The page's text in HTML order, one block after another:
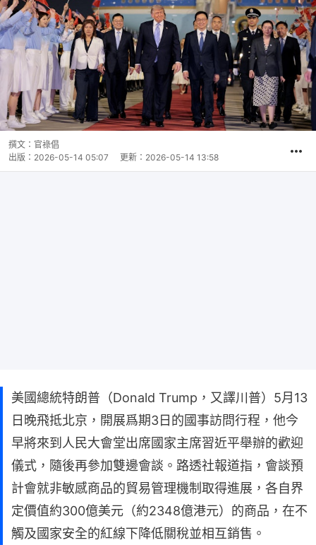
撰文： 官祿倡
出版： 2026-05-14 05:07 更新： 2026-05-14 13:58
美國總統特朗普（Donald Trump，又譯川普）5月13
日晚飛抵北京，開展爲期3日的國事訪問行程，他今
早將來到人民大會堂出席國家主席習近平舉辦的歡迎
儀式，隨後再參加雙邊會談。路透社報道指，會談預
計會就非敏感商品的貿易管理機制取得進展，各自界
定價值約300億美元（約2348億港元）的商品，在不
觸及國家安全的紅線下降低關稅並相互銷售。